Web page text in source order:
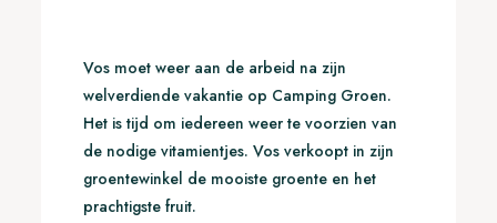
Vos moet weer aan de arbeid na zijn
welverdiende vakantie op Camping Groen.
Het is tijd om iedereen weer te voorzien van
de nodige vitamientjes. Vos verkoopt in zijn
groentewinkel de mooiste groente en het
prachtigste fruit.